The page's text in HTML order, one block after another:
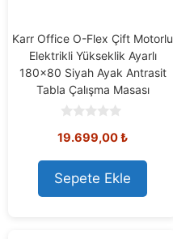
Karr Office O-Flex Çift Motorlu
Elektrikli Yükseklik Ayarlı
180×80 Siyah Ayak Antrasit
Tabla Çalışma Masası
o
t
o
f
5
19.699,00₺
Sepete Ekle